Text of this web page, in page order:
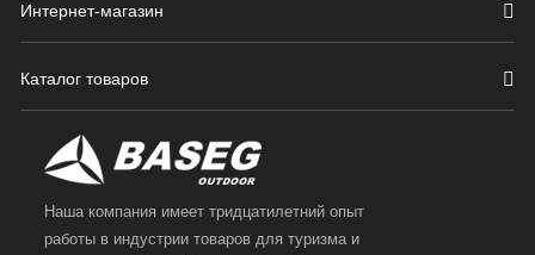
В остальном же необходимо отталкивать от 3
факторов: температура воздуха, интенсивность
нагрузки и индивидуальное восприятие тепла или
Можно выделить несколько видов белья по типу
активности:
правило сделано из синтетических материалов
Интернет-магазин
Каталог товаров
Наша компания имеет тридцатилетний опыт
работы в индустрии товаров для туризма и